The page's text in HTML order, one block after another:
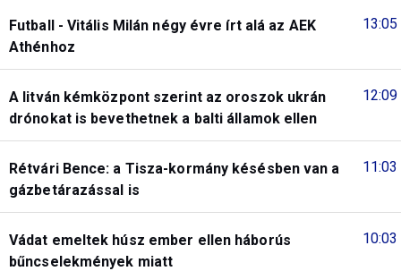
13:05
Futball - Vitális Milán négy évre írt alá az AEK
Athénhoz
12:09
A litván kémközpont szerint az oroszok ukrán
drónokat is bevethetnek a balti államok ellen
11:03
Rétvári Bence: a Tisza-kormány késésben van a
gázbetárazással is
10:03
Vádat emeltek húsz ember ellen háborús
bűncselekmények miatt